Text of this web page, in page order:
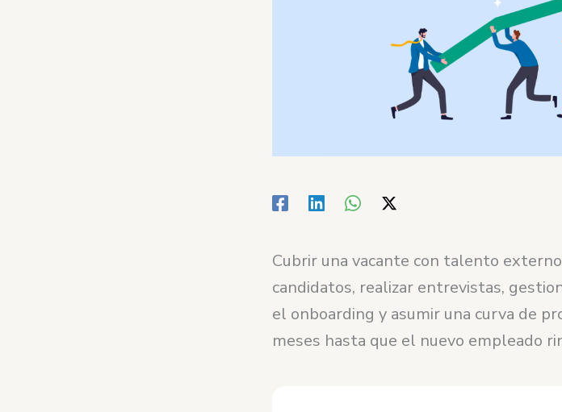
Cubrir una vacante con talento
candidatos, realizar entrevistas,
el onboarding y asumir una curva de
meses hasta que el nuevo empleado